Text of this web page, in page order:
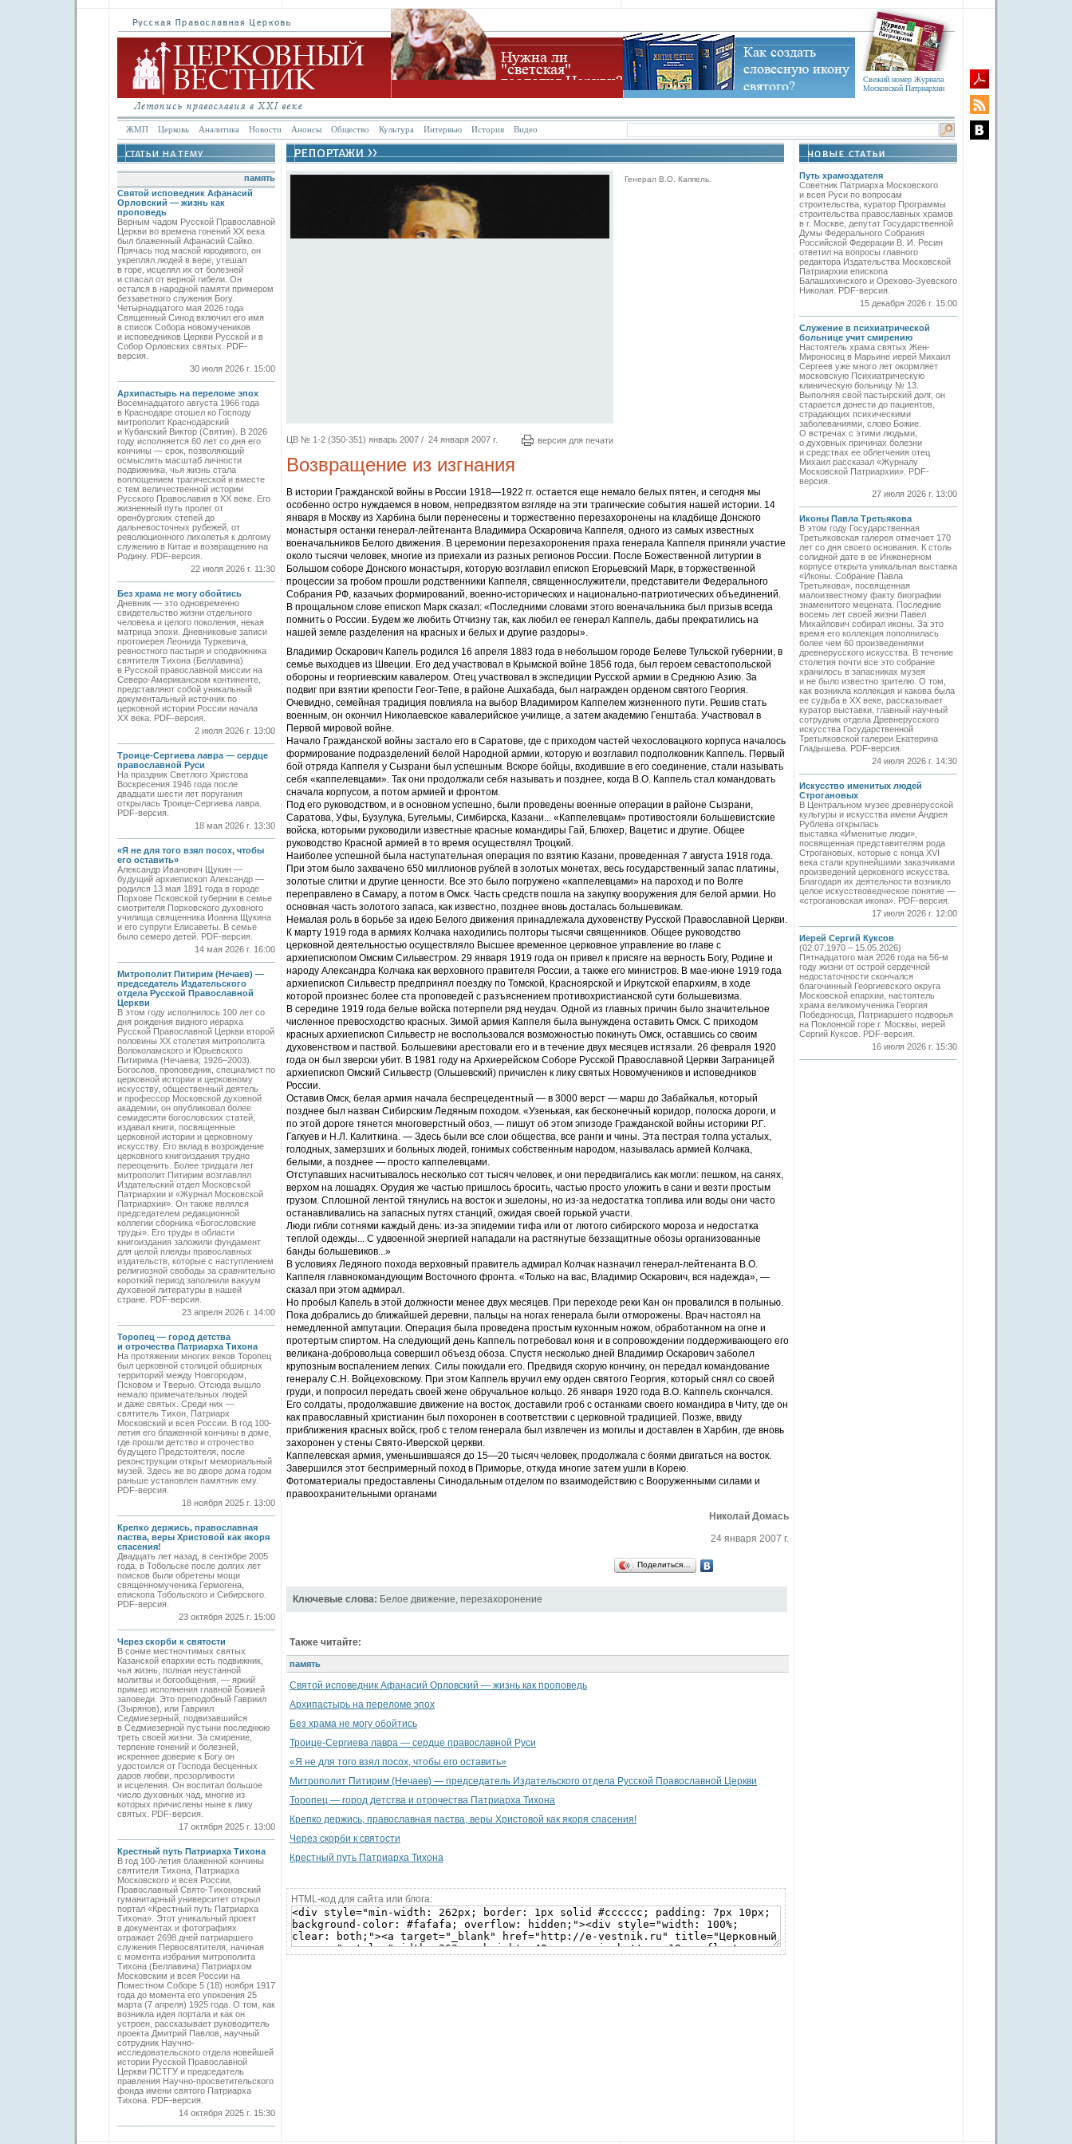
Свежий номер Журнала
Московской Патриархии
ЖМП Церковь Аналитика Новости Анонсы Общество Культура Интервью История Видео
память
Святой исповедник Афанасий
Орловский — жизнь как
проповедь
Верным чадом Русской Православной
Церкви во времена гонений XX века
был блаженный Афанасий Сайко.
Прячась под маской юродивого, он
укреплял людей в вере, утешал
в горе, исцелял их от болезней
и спасал от верной гибели. Он
остался в народной памяти примером
беззаветного служения Богу.
Четырнадцатого мая 2026 года
Священный Синод включил его имя
в список Собора новомучеников
и исповедников Церкви Русской и в
Собор Орловских святых. PDF-
версия.
30 июля 2026 г. 15:00
Архипастырь на переломе эпох
Восемнадцатого августа 1966 года
в Краснодаре отошел ко Господу
митрополит Краснодарский
и Кубанский Виктор (Святин). В 2026
году исполняется 60 лет со дня его
кончины — срок, позволяющий
осмыслить масштаб личности
подвижника, чья жизнь стала
воплощением трагической и вместе
с тем величественной истории
Русского Православия в XX веке. Его
жизненный путь пролег от
оренбургских степей до
дальневосточных рубежей, от
революционного лихолетья к долгому
служению в Китае и возвращению на
Родину. PDF-версия.
22 июля 2026 г. 11:30
Без храма не могу обойтись
Дневник — это одновременно
свидетельство жизни отдельного
человека и целого поколения, некая
матрица эпохи. Дневниковые записи
протоиерея Леонида Туркевича,
ревностного пастыря и сподвижника
святителя Тихона (Беллавина)
в Русской православной миссии на
Северо-Американском континенте,
представляют собой уникальный
документальный источник по
церковной истории России начала
ХХ века. PDF-версия.
2 июля 2026 г. 13:00
Троице-Сергиева лавра — сердце
православной Руси
На праздник Светлого Христова
Воскресения 1946 года после
двадцати шести лет поругания
открылась Троице-Сергиева лавра.
PDF-версия.
18 мая 2026 г. 13:30
«Я не для того взял посох, чтобы
его оставить»
Александр Иванович Щукин —
будущий архиепископ Александр —
родился 13 мая 1891 года в городе
Порхове Псковской губернии в семье
смотрителя Порховского духовного
училища священника Иоанна Щукина
и его супруги Елисаветы. В семье
было семеро детей. PDF-версия.
14 мая 2026 г. 16:00
Митрополит Питирим (Нечаев) —
председатель Издательского
отдела Русской Православной
Церкви
В этом году исполнилось 100 лет со
дня рождения видного иерарха
Русской Православной Церкви второй
половины XX столетия митрополита
Волоколамского и Юрьевского
Питирима (Нечаева; 1926–2003).
Богослов, проповедник, специалист по
церковной истории и церковному
искусству, общественный деятель
и профессор Московской духовной
академии, он опубликовал более
семидесяти богословских статей,
издавал книги, посвященные
церковной истории и церковному
искусству. Его вклад в возрождение
церковного книгоиздания трудно
переоценить. Более тридцати лет
митрополит Питирим возглавлял
Издательский отдел Московской
Патриархии и «Журнал Московской
Патриархии». Он также являлся
председателем редакционной
коллегии сборника «Богословские
труды». Его труды в области
книгоиздания заложили фундамент
для целой плеяды православных
издательств, которые с наступлением
религиозной свободы за сравнительно
короткий период заполнили вакуум
духовной литературы в нашей
стране. PDF-версия.
23 апреля 2026 г. 14:00
Торопец — город детства
и отрочества Патриарха Тихона
На протяжении многих веков Торопец
был церковной столицей обширных
территорий между Новгородом,
Псковом и Тверью. Отсюда вышло
немало примечательных людей
и даже святых. Среди них —
святитель Тихон, Патриарх
Московский и всея России. В год 100-
летия его блаженной кончины в доме,
где прошли детство и отрочество
будущего Предстоятеля, после
реконструкции открыт мемориальный
музей. Здесь же во дворе дома годом
раньше установлен памятник ему.
PDF-версия.
18 ноября 2025 г. 13:00
Крепко держись, православная
паства, веры Христовой как якоря
спасения!
Двадцать лет назад, в сентябре 2005
года, в Тобольске после долгих лет
поисков были обретены мощи
священномученика Гермогена,
епископа Тобольского и Сибирского.
PDF-версия.
23 октября 2025 г. 15:00
Через скорби к святости
В сонме местночтимых святых
Казанской епархии есть подвижник,
чья жизнь, полная неустанной
молитвы и богообщения, — яркий
пример исполнения главной Божией
заповеди. Это преподобный Гавриил
(Зырянов), или Гавриил
Седмиезерный, подвизавшийся
в Седмиезерной пустыни последнюю
треть своей жизни. За смирение,
терпение гонений и болезней,
искреннее доверие к Богу он
удостоился от Господа бесценных
даров любви, прозорливости
и исцеления. Он воспитал большое
число духовных чад, многие из
которых причислены ныне к лику
святых. PDF-версия.
17 октября 2025 г. 13:00
Крестный путь Патриарха Тихона
В год 100-летия блаженной кончины
святителя Тихона, Патриарха
Московского и всея России,
Православный Свято-Тихоновский
гуманитарный университет открыл
портал «Крестный путь Патриарха
Тихона». Этот уникальный проект
в документах и фотографиях
отражает 2698 дней патриаршего
служения Первосвятителя, начиная
с момента избрания митрополита
Тихона (Беллавина) Патриархом
Московским и всея России на
Поместном Соборе 5 (18) ноября 1917
года до момента его упокоения 25
марта (7 апреля) 1925 года. О том, как
возникла идея портала и как он
устроен, рассказывает руководитель
проекта Дмитрий Павлов, научный
сотрудник Научно-
исследовательского отдела новейшей
истории Русской Православной
Церкви ПСТГУ и председатель
правления Научно-просветительского
фонда имени святого Патриарха
Тихона. PDF-версия.
14 октября 2025 г. 15:30
Генерал В.О. Каппель.
ЦВ № 1-2 (350-351) январь 2007 / 24 января 2007 г. версия для печати
Возвращение из изгнания
В истории Гражданской войны в России 1918—1922 гг. остается еще немало белых пятен, и сегодня мы
особенно остро нуждаемся в новом, непредвзятом взгляде на эти трагические события нашей истории. 14
января в Москву из Харбина были перенесены и торжественно перезахоронены на кладбище Донского
монастыря останки генерал-лейтенанта Владимира Оскаровича Каппеля, одного из самых известных
военачальников Белого движения. В церемонии перезахоронения праха генерала Каппеля приняли участие
около тысячи человек, многие из приехали из разных регионов России. После Божественной литургии в
Большом соборе Донского монастыря, которую возглавил епископ Егорьевский Марк, в торжественной
процессии за гробом прошли родственники Каппеля, священнослужители, представители Федерального
Собрания РФ, казачьих формирований, военно-исторических и национально-патриотических объединений.
В прощальном слове епископ Марк сказал: «Последними словами этого военачальника был призыв всегда
помнить о России. Будем же любить Отчизну так, как любил ее генерал Каппель, дабы прекратились на
нашей земле разделения на красных и белых и другие раздоры».
Владимир Оскарович Капель родился 16 апреля 1883 года в небольшом городе Белеве Тульской губернии, в
семье выходцев из Швеции. Его дед участвовал в Крымской войне 1856 года, был героем севастопольской
обороны и георгиевским кавалером. Отец участвовал в экспедиции Русской армии в Среднюю Азию. За
подвиг при взятии крепости Геог-Тепе, в районе Ашхабада, был награжден орденом святого Георгия.
Очевидно, семейная традиция повлияла на выбор Владимиром Каппелем жизненного пути. Решив стать
военным, он окончил Николаевское кавалерийское училище, а затем академию Генштаба. Участвовал в
Первой мировой войне.
Начало Гражданской войны застало его в Саратове, где с приходом частей чехословацкого корпуса началось
формирование подразделений белой Народной армии, которую и возглавил подполковник Каппель. Первый
бой отряда Каппеля у Сызрани был успешным. Вскоре бойцы, входившие в его соединение, стали называть
себя «каппелевцами». Так они продолжали себя называть и позднее, когда В.О. Каппель стал командовать
сначала корпусом, а потом армией и фронтом.
Под его руководством, и в основном успешно, были проведены военные операции в районе Сызрани,
Саратова, Уфы, Бузулука, Бугельмы, Симбирска, Казани... «Каппелевцам» противостояли большевистские
войска, которыми руководили известные красные командиры Гай, Блюхер, Вацетис и другие. Общее
руководство Красной армией в то время осуществлял Троцкий.
Наиболее успешной была наступательная операция по взятию Казани, проведенная 7 августа 1918 года.
При этом было захвачено 650 миллионов рублей в золотых монетах, весь государственный запас платины,
золотые слитки и другие ценности. Все это было погружено «каппелевцами» на пароход и по Волге
переправлено в Самару, а потом в Омск. Часть средств пошла на закупку вооружения для белой армии. Но
основная часть золотого запаса, как известно, позднее вновь досталась большевикам.
Немалая роль в борьбе за идею Белого движения принадлежала духовенству Русской Православной Церкви.
К марту 1919 года в армиях Колчака находились полторы тысячи священников. Общее руководство
церковной деятельностью осуществляло Высшее временное церковное управление во главе с
архиепископом Омским Сильвестром. 29 января 1919 года он привел к присяге на верность Богу, Родине и
народу Александра Колчака как верховного правителя России, а также его министров. В мае-июне 1919 года
архиепископ Сильвестр предпринял поездку по Томской, Красноярской и Иркутской епархиям, в ходе
которой произнес более ста проповедей с разъяснением противохристианской сути большевизма.
В середине 1919 года белые войска потерпели ряд неудач. Одной из главных причин было значительное
численное превосходство красных. Зимой армия Каппеля была вынуждена оставить Омск. С приходом
красных архиепископ Сильвестр не воспользовался возможностью покинуть Омск, оставшись со своим
духовенством и паствой. Большевики арестовали его и в течение двух месяцев истязали. 26 февраля 1920
года он был зверски убит. В 1981 году на Архиерейском Соборе Русской Православной Церкви Заграницей
архиепископ Омский Сильвестр (Ольшевский) причислен к лику святых Новомучеников и исповедников
России.
Оставив Омск, белая армия начала беспрецедентный — в 3000 верст — марш до Забайкалья, который
позднее был назван Сибирским Ледяным походом. «Узенькая, как бесконечный коридор, полоска дороги, и
по этой дороге тянется многоверстный обоз, — пишут об этом эпизоде Гражданской войны историки Р.Г.
Гагкуев и Н.Л. Калиткина. — Здесь были все слои общества, все ранги и чины. Эта пестрая толпа усталых,
голодных, замерзших и больных людей, гонимых собственным народом, называлась армией Колчака,
белыми, а позднее — просто каппелевцами.
Отступавших насчитывалось несколько сот тысяч человек, и они передвигались как могли: пешком, на санях,
верхом на лошадях. Орудия же частью пришлось бросить, частью просто уложить в сани и везти простым
грузом. Сплошной лентой тянулись на восток и эшелоны, но из-за недостатка топлива или воды они часто
останавливались на запасных путях станций, ожидая своей горькой участи.
Люди гибли сотнями каждый день: из-за эпидемии тифа или от лютого сибирского мороза и недостатка
теплой одежды... С удвоенной энергией нападали на растянутые беззащитные обозы организованные
банды большевиков...»
В условиях Ледяного похода верховный правитель адмирал Колчак назначил генерал-лейтенанта В.О.
Каппеля главнокомандующим Восточного фронта. «Только на вас, Владимир Оскарович, вся надежда», —
сказал при этом адмирал.
Но пробыл Капель в этой должности менее двух месяцев. При переходе реки Кан он провалился в полынью.
Пока добрались до ближайшей деревни, пальцы на ногах генерала были отморожены. Врач настоял на
немедленной ампутации. Операция была проведена простым кухонным ножом, обработанном на огне и
протертым спиртом. На следующий день Каппель потребовал коня и в сопровождении поддерживающего его
великана-добровольца совершил объезд обоза. Спустя несколько дней Владимир Оскарович заболел
крупозным воспалением легких. Силы покидали его. Предвидя скорую кончину, он передал командование
генералу С.Н. Войцеховскому. При этом Каппель вручил ему орден святого Георгия, который снял со своей
груди, и попросил передать своей жене обручальное кольцо. 26 января 1920 года В.О. Каппель скончался.
Его солдаты, продолжавшие движение на восток, доставили гроб с останками своего командира в Читу, где он
как православный христианин был похоронен в соответствии с церковной традицией. Позже, ввиду
приближения красных войск, гроб с телом генерала был извлечен из могилы и доставлен в Харбин, где вновь
захоронен у стены Свято-Иверской церкви.
Каппелевская армия, уменьшившаяся до 15—20 тысяч человек, продолжала с боями двигаться на восток.
Завершился этот беспримерный поход в Приморье, откуда многие затем ушли в Корею.
Фотоматериалы предоставлены Синодальным отделом по взаимодействию с Вооруженными силами и
правоохранительными органами
Николай Домась
24 января 2007 г.
Поделиться…
Ключевые слова: Белое движение, перезахоронение
Также читайте:
память
Святой исповедник Афанасий Орловский — жизнь как проповедь
Архипастырь на переломе эпох
Без храма не могу обойтись
Троице-Сергиева лавра — сердце православной Руси
«Я не для того взял посох, чтобы его оставить»
Митрополит Питирим (Нечаев) — председатель Издательского отдела Русской Православной Церкви
Торопец — город детства и отрочества Патриарха Тихона
Крепко держись, православная паства, веры Христовой как якоря спасения!
Через скорби к святости
Крестный путь Патриарха Тихона
HTML-код для сайта или блога:
Путь храмоздателя
Советник Патриарха Московского
и всея Руси по вопросам
строительства, куратор Программы
строительства православных храмов
в г. Москве, депутат Государственной
Думы Федерального Собрания
Российской Федерации В. И. Ресин
ответил на вопросы главного
редактора Издательства Московской
Патриархии епископа
Балашихинского и Орехово-Зуевского
Николая. PDF-версия.
15 декабря 2026 г. 15:00
Служение в психиатрической
больнице учит смирению
Настоятель храма святых Жен-
Мироносиц в Марьине иерей Михаил
Сергеев уже много лет окормляет
московскую Психиатрическую
клиническую больницу № 13.
Выполняя свой пастырский долг, он
старается донести до пациентов,
страдающих психическими
заболеваниями, слово Божие.
О встречах с этими людьми,
о духовных причинах болезни
и средствах ее облегчения отец
Михаил рассказал «Журналу
Московской Патриархии». PDF-
версия.
27 июля 2026 г. 13:00
Иконы Павла Третьякова
В этом году Государственная
Третьяковская галерея отмечает 170
лет со дня своего основания. К столь
солидной дате в ее Инженерном
корпусе открыта уникальная выставка
«Иконы. Собрание Павла
Третьякова», посвященная
малоизвестному факту биографии
знаменитого мецената. Последние
восемь лет своей жизни Павел
Михайлович собирал иконы. За это
время его коллекция пополнилась
более чем 60 произведениями
древнерусского искусства. В течение
столетия почти все это собрание
хранилось в запасниках музея
и не было известно зрителю. О том,
как возникла коллекция и какова была
ее судьба в ХХ веке, рассказывает
куратор выставки, главный научный
сотрудник отдела Древнерусского
искусства Государственной
Третьяковской галереи Екатерина
Гладышева. PDF-версия.
24 июля 2026 г. 14:30
Искусство именитых людей
Строгановых
В Центральном музее древнерусской
культуры и искусства имени Андрея
Рублева открылась
выставка «Именитые люди»,
посвященная представителям рода
Строгановых, которые с конца XVI
века стали крупнейшими заказчиками
произведений церковного искусства.
Благодаря их деятельности возникло
целое искусствоведческое понятие —
«строгановская икона». PDF-версия.
17 июля 2026 г. 12:00
Иерей Сергий Куксов
(02.07.1970 – 15.05.2026)
Пятнадцатого мая 2026 года на 56-м
году жизни от острой сердечной
недостаточности скончался
благочинный Георгиевского округа
Московской епархии, настоятель
храма великомученика Георгия
Победоносца, Патриаршего подворья
на Поклонной горе г. Москвы, иерей
Сергий Куксов. PDF-версия.
16 июля 2026 г. 15:30